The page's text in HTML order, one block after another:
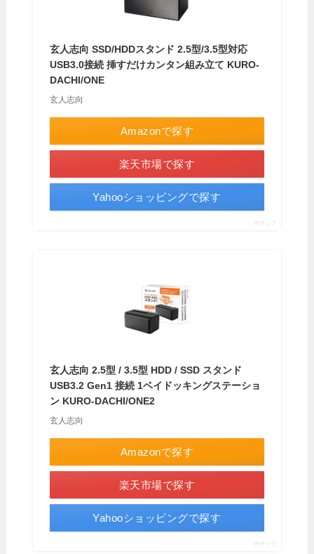
玄人志向 SSD/HDDスタンド 2.5型/3.5型対応
USB3.0接続 挿すだけカンタン組み立て KURO-
DACHI/ONE
玄人志向
Amazonで探す
楽天市場で探す
Yahooショッピングで探す
ポチップ
玄人志向 2.5型 / 3.5型 HDD / SSD スタンド
USB3.2 Gen1 接続 1ベイドッキングステーショ
ン KURO-DACHI/ONE2
玄人志向
Amazonで探す
楽天市場で探す
Yahooショッピングで探す
ポチップ